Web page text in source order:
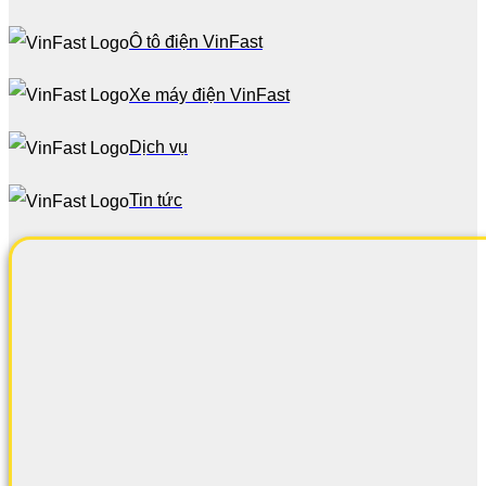
Ô tô điện VinFast
Xe máy điện VinFast
Dịch vụ
Tin tức